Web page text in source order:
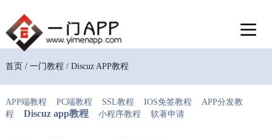
首页 / 一门教程 / Discuz APP教程
APP端教程 PC端教程 SSL教程 IOS免签教程
APP分发教
程
Discuz app教程 小程序教程 软著申请